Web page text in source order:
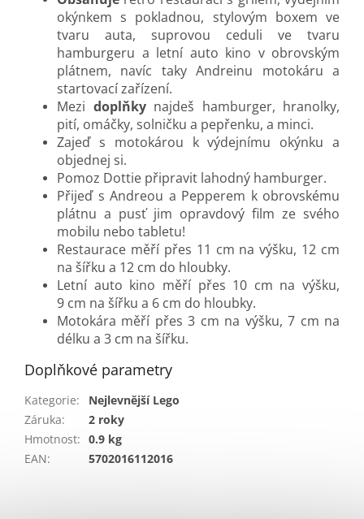
okýnkem s pokladnou, stylovým boxem ve
tvaru auta, suprovou ceduli ve tvaru
hamburgeru a letní auto kino v obrovským
plátnem, navíc taky Andreinu motokáru a
startovací zařízení.
Mezi doplňkynajdeš hamburger, hranolky,
pití, omáčky, solničku a pepřenku, a minci.
Zajeď s motokárou k výdejnímu okýnku a
objednej si.
Pomoz Dottie připravit lahodný hamburger.
Přijeď s Andreou a Pepperem k obrovskému
plátnu a pusť jim opravdový film ze svého
mobilu nebo tabletu!
Restaurace měří přes 11 cm na výšku, 12 cm
na šířku a 12 cm do hloubky.
Letní auto kino měří přes 10 cm na výšku,
9 cm na šířku a 6 cm do hloubky.
Motokára měří přes 3 cm na výšku, 7 cm na
délku a 3 cm na šířku.
Doplňkové parametry
Kategorie:
Nejlevnější Lego
Záruka:
2 roky
Hmotnost: 0.9 kg
EAN: 5702016112016